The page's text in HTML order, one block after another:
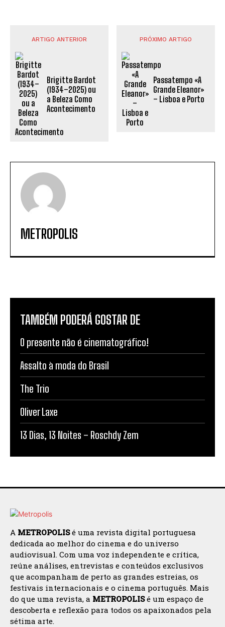
ARTIGO ANTERIOR
Brigitte Bardot
(1934–2025) ou
a Beleza Como
Acontecimento
PRÓXIMO ARTIGO
Passatempo «A
Grande Eleanor»
– Lisboa e Porto
METROPOLIS
TAMBÉM PODERÁ GOSTAR DE
O presente não é cinematográfico!
Assalto à moda do Brasil
The Trio
Oliver Laxe
13 Dias, 13 Noites – Roschdy Zem
A METROPOLISé uma revista digital portuguesa
dedicada ao melhor do cinema e do universo
audiovisual. Com uma voz independente e crítica,
reúne análises, entrevistas e conteúdos exclusivos
que acompanham de perto as grandes estreias, os
festivais internacionais e o cinema português. Mais
do que uma revista, a METROPOLISé um espaço de
descoberta e reflexão para todos os apaixonados pela
sétima arte.